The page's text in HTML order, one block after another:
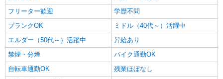
フリーター歓迎
学歴不問
ブランクOK
ミドル（40代～）活躍中
エルダー（50代～）活躍中
昇給あり
禁煙・分煙
バイク通勤OK
自転車通勤OK
残業ほぼなし